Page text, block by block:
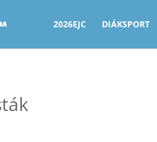
2026EJC DIÁKSPORT